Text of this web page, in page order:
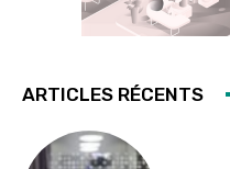
ARTICLES RÉCENTS